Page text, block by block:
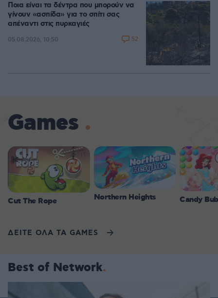
Ποια είναι τα δέντρα που μπορούν να
γίνουν «ασπίδα» για το σπίτι σας
απέναντι στις πυρκαγιές
05.08.2026, 10:50 52
Games
Cut The Rope Northern Heights Candy
ΔΕΙΤΕ ΟΛΑ ΤΑ GAMES
Best of Network